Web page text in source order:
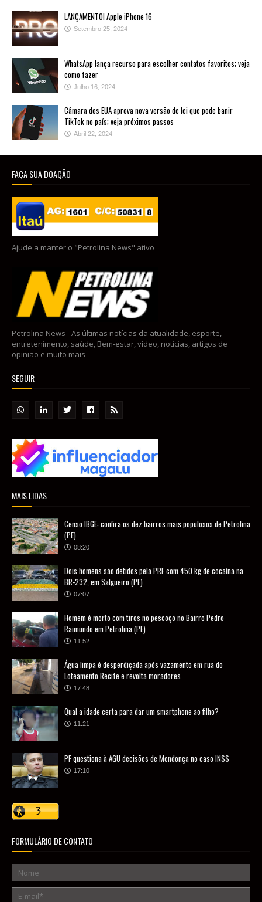
LANÇAMENTO! Apple iPhone 16
Setembro 25, 2024
WhatsApp lança recurso para escolher contatos favoritos; veja
como fazer
Julho 16, 2024
Câmara dos EUA aprova nova versão de lei que pode banir
TikTok no país; veja próximos passos
Abril 22, 2024
FAÇA SUA DOAÇÃO
Ajude a manter o "Petrolina News" ativo
Petrolina News - As últimas notícias da atualidade, esporte,
entretenimento, saúde, Bem-estar, vídeo, noticias, artigos de
opinião e muito mais
SEGUIR
MAIS LIDAS
Censo IBGE: confira os dez bairros mais populosos de Petrolina
(PE)
08:20
Dois homens são detidos pela PRF com 450 kg de cocaína na
BR-232, em Salgueiro (PE)
07:07
Homem é morto com tiros no pescoço no Bairro Pedro
Raimundo em Petrolina (PE)
11:52
Água limpa é desperdiçada após vazamento em rua do
Loteamento Recife e revolta moradores
17:48
Qual a idade certa para dar um smartphone ao filho?
11:21
PF questiona à AGU decisões de Mendonça no caso INSS
17:10
FORMULÁRIO DE CONTATO